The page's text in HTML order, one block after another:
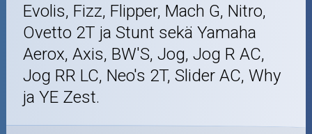
Evolis, Fizz, Flipper, Mach G, Nitro,
Ovetto 2T ja Stunt sekä Yamaha
Aerox, Axis, BW'S, Jog, Jog R AC,
Jog RR LC, Neo's 2T, Slider AC, Why
ja YE Zest.